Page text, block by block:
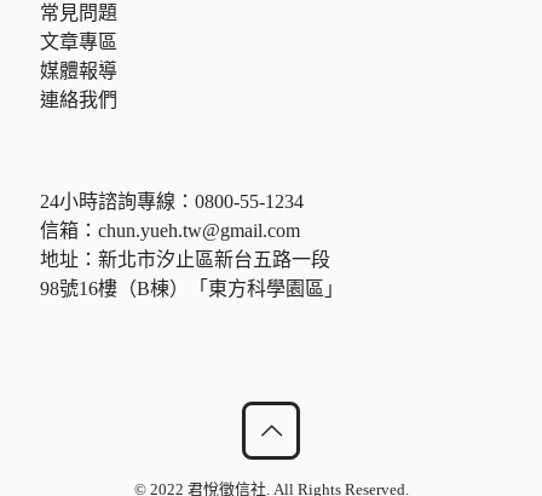
常見問題
文章專區
媒體報導
連絡我們
24小時諮詢專線： 0800-55-1234
信箱： chun.yueh.tw@gmail.com
地址：新北市汐止區新台五路一段
98號16樓（B棟）「東方科學園區」
© 2022 君悅徵信社. All Rights Reserved.